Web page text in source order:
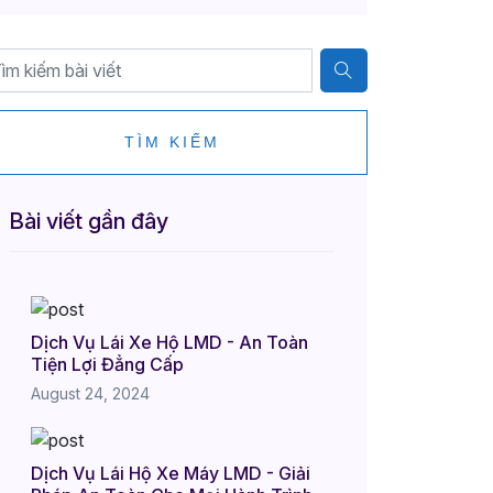
TÌM KIẾM
Bài viết gần đây
Dịch Vụ Lái Xe Hộ LMD - An Toàn
Tiện Lợi Đẳng Cấp
August 24, 2024
Dịch Vụ Lái Hộ Xe Máy LMD - Giải